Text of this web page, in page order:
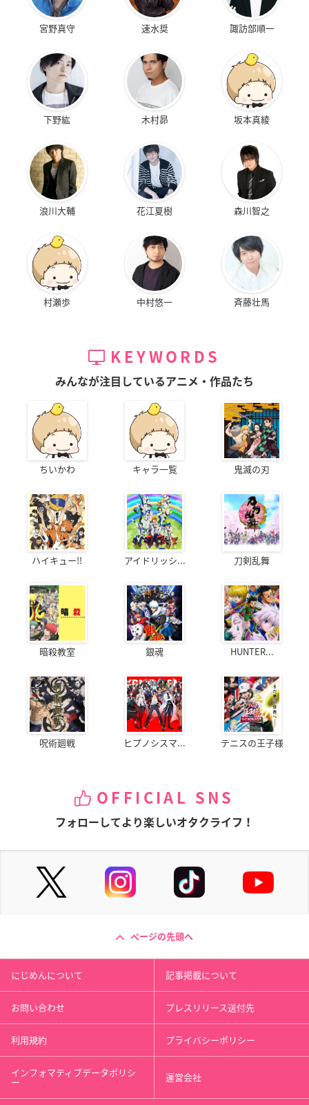
宮野真守 速水奨 諏訪部順一
下野紘 木村昴 坂本真綾
浪川大輔 花江夏樹 森川智之
村瀬歩 中村悠一 斉藤壮馬
KEYWORDS
みんなが注目しているアニメ・作品たち
ちいかわ キャラ一覧 鬼滅の刃
ハイキュー!! アイドリッシ... 刀剣乱舞
暗殺教室 銀魂 HUNTER...
呪術廻戦 ヒプノシスマ... テニスの王子様
OFFICIAL SNS
フォローしてより楽しいオタクライフ！
ページの先頭へ
にじめんについて 記事掲載について
お問い合わせ プレスリリース送付先
利用規約 プライバシーポリシー
インフォマティブデータポリシ
ー 運営会社